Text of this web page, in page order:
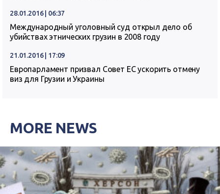
28.01.2016 | 06:37
Международный уголовный суд открыл дело об
убийствах этнических грузин в 2008 году
21.01.2016 | 17:09
Европарламент призвал Совет ЕС ускорить отмену
виз для Грузии и Украины
MORE NEWS